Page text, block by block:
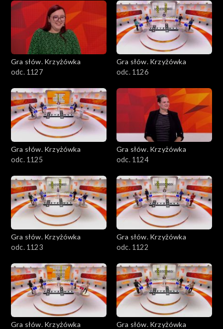
Gra słów. Krzyżówka
odc. 1127
Gra słów. Krzyżówka
odc. 1126
Gra słów. Krzyżówka
odc. 1125
Gra słów. Krzyżówka
odc. 1124
Gra słów. Krzyżówka
odc. 1123
Gra słów. Krzyżówka
odc. 1122
Gra słów. Krzyżówka
Gra słów. Krzyżówka